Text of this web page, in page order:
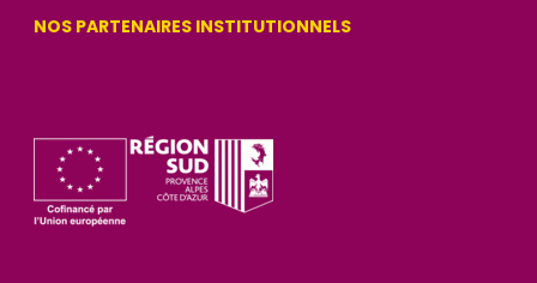
NOS PARTENAIRES INSTITUTIONNELS